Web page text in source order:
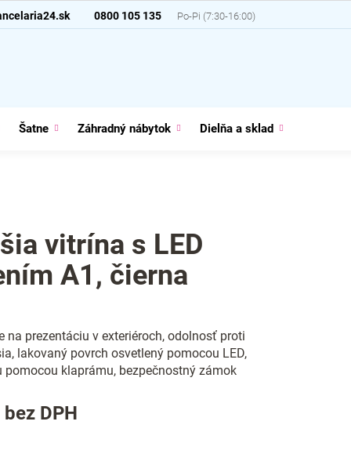
0800 105 135
Šatne Záhradný nábytok Dielňa a sklad
vitrína s LED
A1, čierna
na prezentáciu v exteriéroch, odolnosť proti
lakovaný povrch osvetlený pomocou LED,
pomocou klaprámu, bezpečnostný zámok
DPH